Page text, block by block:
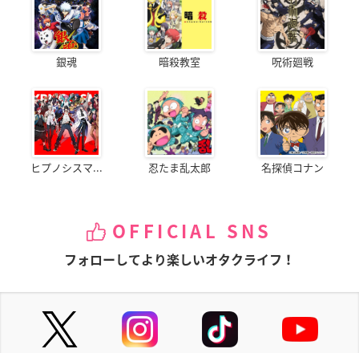
銀魂 暗殺教室 呪術廻戦
ヒプノシスマ... 忍たま乱太郎 名探偵コナン
OFFICIAL SNS
フォローしてより楽しいオタクライフ！